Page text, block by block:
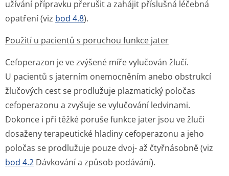
užívání přípravku přerušit a zahájit příslušná léčebná
opatření (viz bod 4.8).
Použití u pacientů s poruchou funkce jater
Cefoperazon je ve zvýšené míře vylučován žlučí.
U pacientů s jaterním onemocněním anebo obstrukcí
žlučových cest se prodlužuje plazmatický poločas
cefoperazonu a zvyšuje se vylučování ledvinami.
Dokonce i při těžké poruše funkce jater jsou ve žluči
dosaženy terapeutické hladiny cefoperazonu a jeho
poločas se prodlužuje pouze dvoj- až čtyřnásobně (viz
bod 4.2 Dávkování a způsob podávání).